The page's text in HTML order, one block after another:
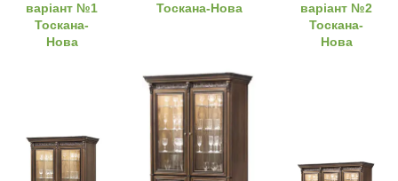
варіант №1
Тоскана-
Нова
Тоскана-Нова
варіант №2
Тоскана-
Нова